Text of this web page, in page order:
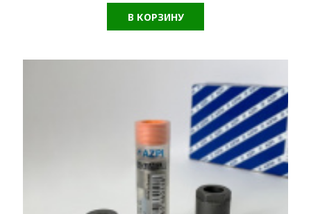
В КОРЗИНУ